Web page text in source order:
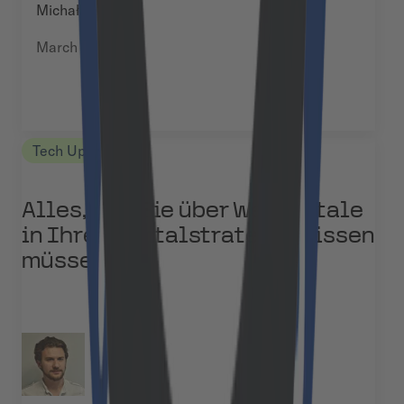
Michał Pękala
March 17, 2025
Tech Updates
Alles, was Sie über Webportale
in Ihrer Digitalstrategie wissen
müssen